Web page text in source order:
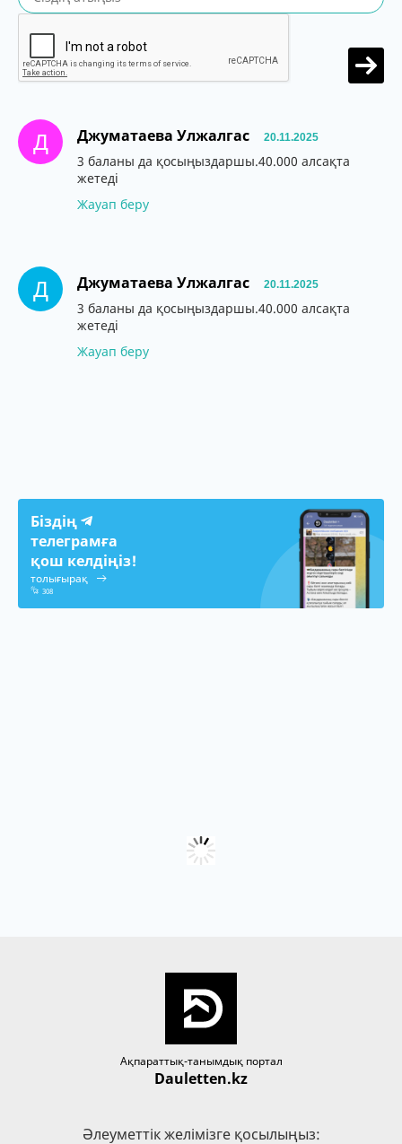
Д Джуматаева Улжалгас 20.11.2025
3 баланы да қосыңыздаршы.40.000 алсақта
жетеді
Жауап беру
Д Джуматаева Улжалгас 20.11.2025
3 баланы да қосыңыздаршы.40.000 алсақта
жетеді
Жауап беру
Біздің
телеграмға
қош келдіңіз!
толығырақ
308
Ақпараттық-танымдық портал
Dauletten.kz
Әлеуметтік желімізге қосылыңыз: